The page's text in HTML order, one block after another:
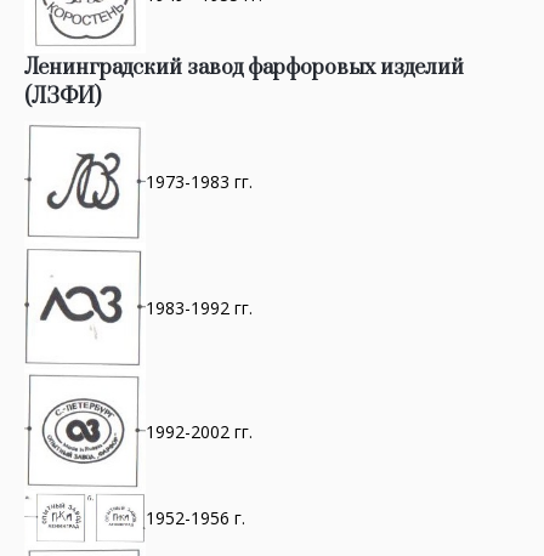
Ленинградский завод фарфоровых изделий
(ЛЗФИ)
1973-1983 гг.
1983-1992 гг.
1992-2002 гг.
1952-1956 г.